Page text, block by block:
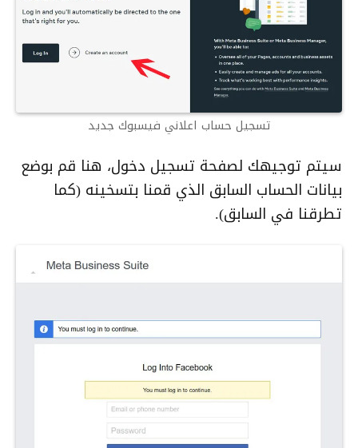
تسجيل حساب اعلاني فيسبوك جديد
سيتم توجيهك لصفحة تسجيل دخول، هنا قم بوضع
بيانات الحساب السابق الذي قمنا بتسخينه (كما
تطرقنا في السابق).